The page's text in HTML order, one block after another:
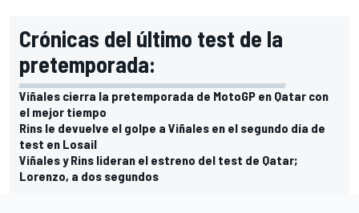
Crónicas del último test de la
pretemporada:
Viñales cierra la pretemporada de MotoGP en Qatar con
el mejor tiempo
Rins le devuelve el golpe a Viñales en el segundo día de
test en Losail
Viñales y Rins lideran el estreno del test de Qatar;
Lorenzo, a dos segundos